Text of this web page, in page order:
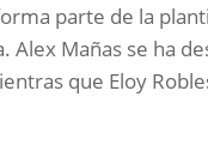
parte de la
Alex Mañas se ha
que Eloy